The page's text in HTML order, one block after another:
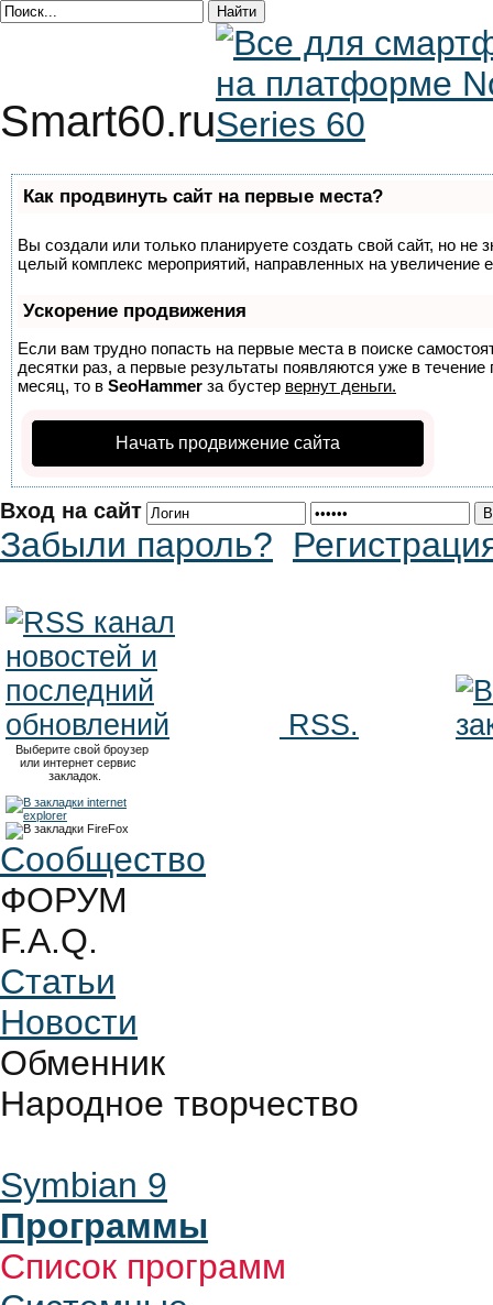
Smart60.ru
Как продвинуть сайт на первые места?
Вы создали или только планируете создать свой сайт, но не
целый комплекс мероприятий, направленных на увеличение
Ускорение продвижения
Если вам трудно попасть на первые места в поиске
десятки раз, а первые результаты появляются уже в
месяц, то в SeoHammer за бустер вернут деньги.
Начать продвижение сайта
Вход на сайт
Забыли пароль?
RSS.
Выберите свой броузер
или интернет сервис
закладок.
Сообщество
ФОРУМ
F.A.Q.
Статьи
Новости
Обменник
Народное творчество
Symbian 9
Программы
Список программ